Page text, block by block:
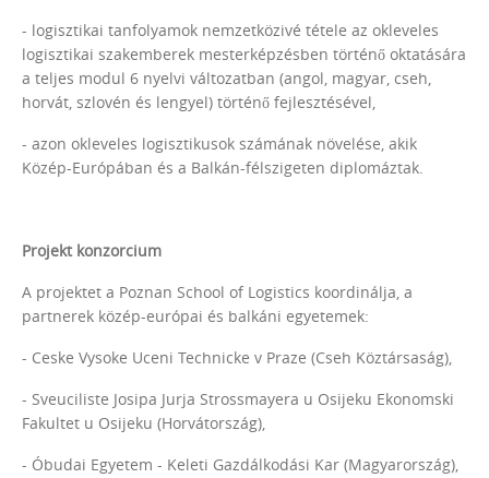
- logisztikai tanfolyamok nemzetközivé tétele az okleveles
logisztikai szakemberek mesterképzésben történő oktatására
a teljes modul 6 nyelvi változatban (angol, magyar, cseh,
horvát, szlovén és lengyel) történő fejlesztésével,
- azon okleveles logisztikusok számának növelése, akik
Közép-Európában és a Balkán-félszigeten diplomáztak.
Projekt konzorcium
A projektet a Poznan School of Logistics koordinálja, a
partnerek közép-európai és balkáni egyetemek:
- Ceske Vysoke Uceni Technicke v Praze (Cseh Köztársaság),
- Sveuciliste Josipa Jurja Strossmayera u Osijeku Ekonomski
Fakultet u Osijeku (Horvátország),
- Óbudai Egyetem - Keleti Gazdálkodási Kar (Magyarország),